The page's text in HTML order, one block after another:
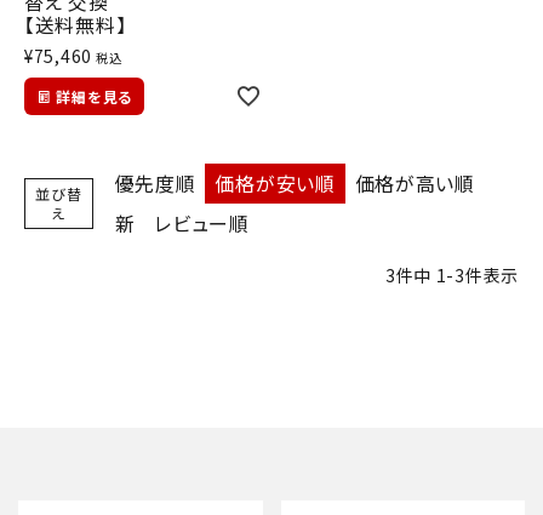
【送料無料】
¥75,460 税込
詳細を見る
並び替
え
優先度順 価格が安い順
価格が高い順
新
レビュー順
3件中 1-3件表示